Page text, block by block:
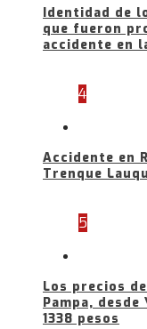
Identidad de
que fueron
accidente en
4
Accidente en
Trenque
5
Los precios
Pampa,
1338 pesos